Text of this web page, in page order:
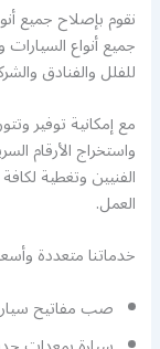
نقوم بإصلاح جميع
جميع أنواع
للفلل والفنادق
مع إمكانية توفير
واستخراج الأرقام
الفنيين وتغطية
العمل.
خدماتنا متعددة
صب مفاتيح